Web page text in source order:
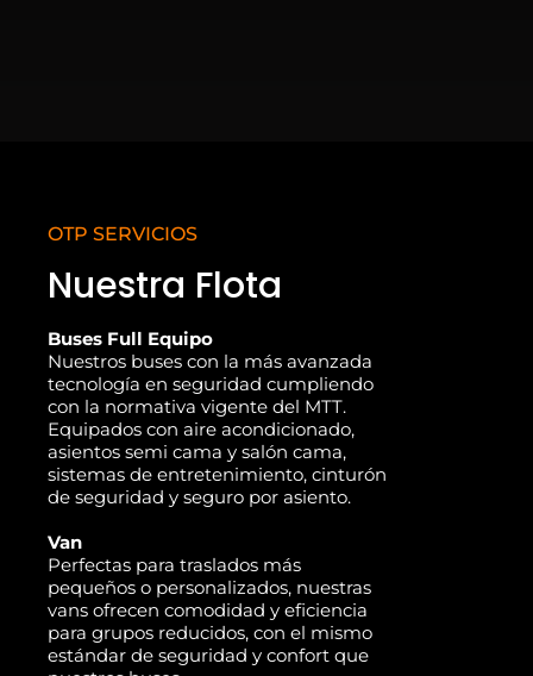
OTP SERVICIOS
Nuestra Flota
Buses Full Equipo
Nuestros buses con la más avanzada
tecnología en seguridad cumpliendo
con la normativa vigente del MTT.
Equipados con aire acondicionado,
asientos semi cama y salón cama,
sistemas de entretenimiento, cinturón
de seguridad y seguro por asiento.
Van
Perfectas para traslados más
pequeños o personalizados, nuestras
vans ofrecen comodidad y eficiencia
para grupos reducidos, con el mismo
estándar de seguridad y confort que